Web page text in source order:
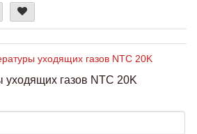
уходящих газов NTC 20K